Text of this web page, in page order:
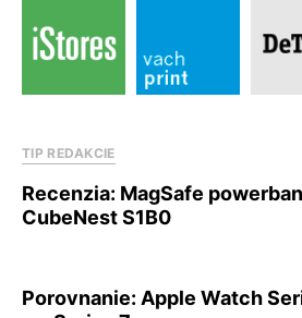
TIP REDAKCIE
Recenzia: MagSafe
CubeNest S1B0
Porovnanie: Apple Watch